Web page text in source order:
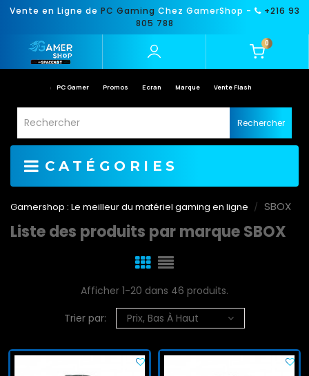
Vente en Ligne de PC Gaming Chez GamerShop -
+216 93
805 788
0
PC Gamer Promos Ecran Marque Vente Flash
Rechercher
CATÉGORIES
Gamershop : Le meilleur du matériel gaming en ligne SBOX
Liste des produits par marque SBOX
Afficher 1-20 dans 46 produits.
Trier par:
Prix, Bas À Haut